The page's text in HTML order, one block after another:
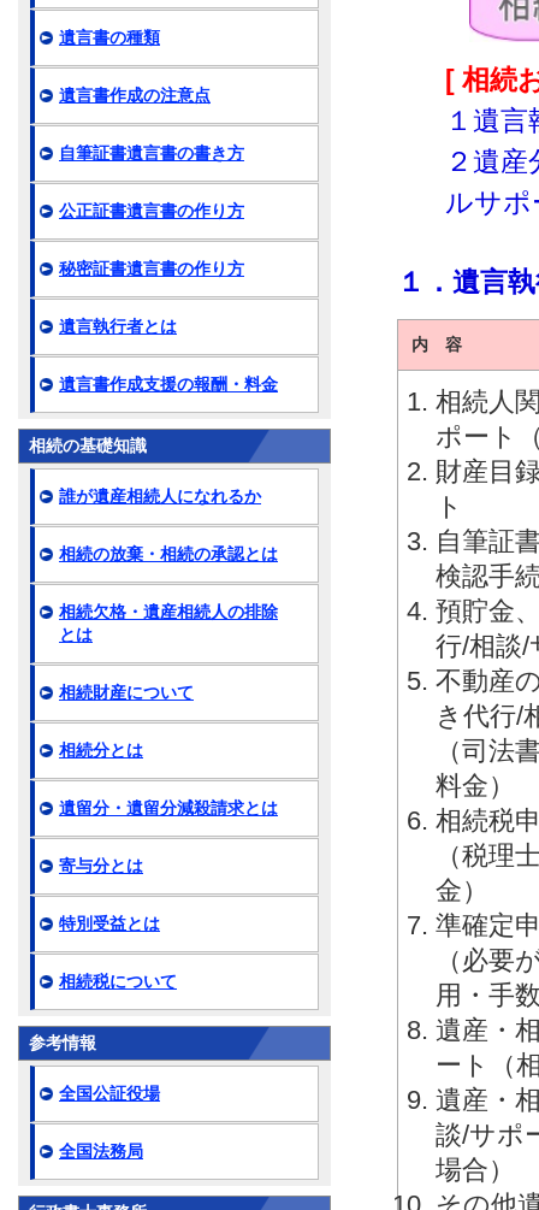
[ 相続
１遺
２遺
ルサ
１．遺言
内 容
相続人
ポート
財産目
ト
自筆証
検認手
預貯金
行/相談/
不動産
き代行/
（司法
料金）
相続税
（税理
金）
準確定
（必要
用・手
遺産・
ート（
遺産・
談/サポ
場合）
遺言書の種類
遺言書作成の注意点
自筆証書遺言書の書き方
公正証書遺言書の作り方
秘密証書遺言書の作り方
遺言執行者とは
遺言書作成支援の報酬・料金
相続の基礎知識
誰が遺産相続人になれるか
相続の放棄・相続の承認とは
相続欠格・遺産相続人の排除
とは
相続財産について
相続分とは
遺留分・遺留分減殺請求とは
寄与分とは
特別受益とは
相続税について
参考情報
全国公証役場
全国法務局